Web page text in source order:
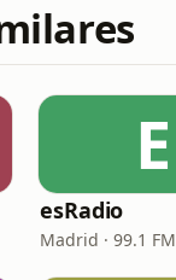
E
esRadio
Madrid · 99.1 FM